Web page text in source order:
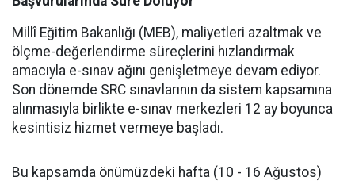
Millî Eğitim Bakanlığı (MEB), maliyetleri azaltmak ve
ölçme-değerlendirme süreçlerini hızlandırmak
amacıyla e-sınav ağını genişletmeye devam ediyor.
Son dönemde SRC sınavlarının da sistem kapsamına
alınmasıyla birlikte e-sınav merkezleri 12 ay boyunca
kesintisiz hizmet vermeye başladı.
Bu kapsamda önümüzdeki hafta (10 - 16 Ağustos)